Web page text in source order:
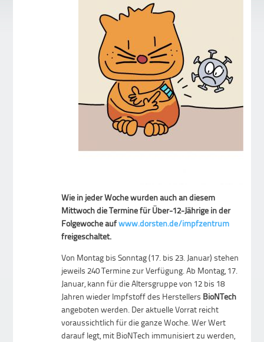
Wie in jeder Woche wurden auch an diesem
Mittwoch die Termine für Über-12-Jährige in der
Folgewoche aufwww.dorsten.de/impfzentrum
freigeschaltet.
Von Montag bis Sonntag (17. bis 23. Januar) stehen
jeweils 240 Termine zur Verfügung. Ab Montag, 17.
Januar, kann für die Altersgruppe von 12 bis 18
Jahren wieder Impfstoff des Herstellers BioNTech
angeboten werden. Der aktuelle Vorrat reicht
voraussichtlich für die ganze Woche. Wer Wert
darauf legt, mit BioNTech immunisiert zu werden,